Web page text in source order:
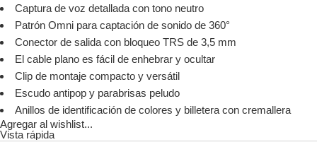
Captura de voz detallada con tono neutro
Patrón Omni para captación de sonido de 360°
Conector de salida con bloqueo TRS de 3,5 mm
El cable plano es fácil de enhebrar y ocultar
Clip de montaje compacto y versátil
Escudo antipop y parabrisas peludo
Anillos de identificación de colores y billetera con cremallera
Agregar al wishlist...
Vista rápida